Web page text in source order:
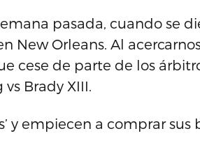
pasada, cuando se
New Orleans. Al
cese de parte de los
Brady XIII.
y empiecen a comprar sus